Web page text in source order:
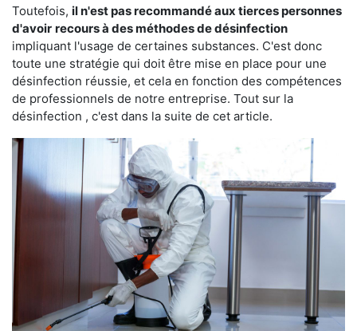
Toutefois, il n'est pas recommandé aux tierces personnes
d'avoir recours à des méthodes de désinfection
impliquant l'usage de certaines substances. C'est donc
toute une stratégie qui doit être mise en place pour une
désinfection réussie, et cela en fonction des compétences
de professionnels de notre entreprise. Tout sur la
désinfection , c'est dans la suite de cet article.